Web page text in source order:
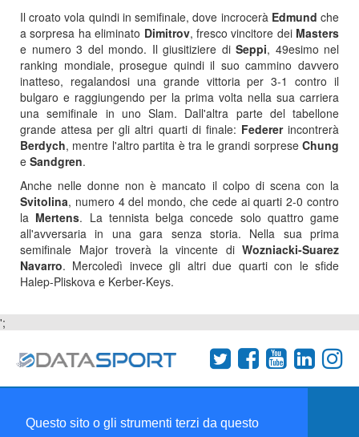
Questo sito o gli strumenti terzi da questo
Il croato vola quindi in semifinale, dove incrocerà Edmund che
a sorpresa ha eliminato Dimitrov, fresco vincitore dei Masters
e numero 3 del mondo. Il giusitiziere di Seppi, 49esimo nel
ranking mondiale, prosegue quindi il suo cammino davvero
inatteso, regalandosi una grande vittoria per 3-1 contro il
bulgaro e raggiungendo per la prima volta nella sua carriera
una semifinale in uno Slam. Dall'altra parte del tabellone
grande attesa per gli altri quarti di finale: Federerincontrerà
Berdych, mentre l'altro partita è tra le grandi sorprese Chung
e Sandgren.
Anche nelle donne non è mancato il colpo di scena con la
Svitolina, numero 4 del mondo, che cede ai quarti 2-0 contro
la Mertens. La tennista belga concede solo quattro game
all'avversaria in una gara senza storia. Nella sua prima
semifinale Major troverà la vincente di Wozniacki-Suarez
Navarro. Mercoledì invece gli altri due quarti con le sfide
Halep-Pliskova e Kerber-Keys.
';